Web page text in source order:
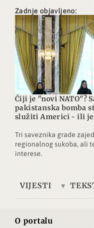
Zadnje objavljeno:
Čiji je "novi NATO"?
pakistanska bomba
služiti Americi - ili
Tri saveznika grade
regionalnog sukoba, ali
interese.
VIJESTI
O portalu